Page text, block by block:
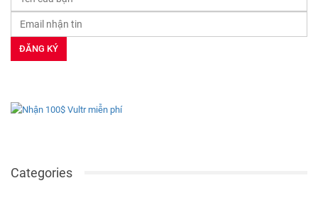
Categories